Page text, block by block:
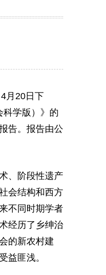
4月20日下
科学版）》的
告。报告由公
、阶段性遗产
会结构和西方
不同时期学者
经历了乡绅治
的新农村建
益匪浅。